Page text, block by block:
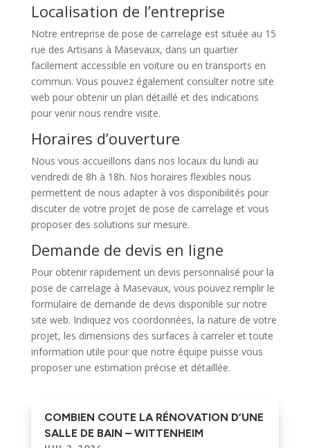
Localisation de l’entreprise
Notre entreprise de pose de carrelage est située au 15
rue des Artisans à Masevaux, dans un quartier
facilement accessible en voiture ou en transports en
commun. Vous pouvez également consulter notre site
web pour obtenir un plan détaillé et des indications
pour venir nous rendre visite.
Horaires d’ouverture
Nous vous accueillons dans nos locaux du lundi au
vendredi de 8h à 18h. Nos horaires flexibles nous
permettent de nous adapter à vos disponibilités pour
discuter de votre projet de pose de carrelage et vous
proposer des solutions sur mesure.
Demande de devis en ligne
Pour obtenir rapidement un devis personnalisé pour la
pose de carrelage à Masevaux, vous pouvez remplir le
formulaire de demande de devis disponible sur notre
site web. Indiquez vos coordonnées, la nature de votre
projet, les dimensions des surfaces à carreler et toute
information utile pour que notre équipe puisse vous
proposer une estimation précise et détaillée.
COMBIEN COUTE LA RÉNOVATION D’UNE
SALLE DE BAIN – WITTENHEIM